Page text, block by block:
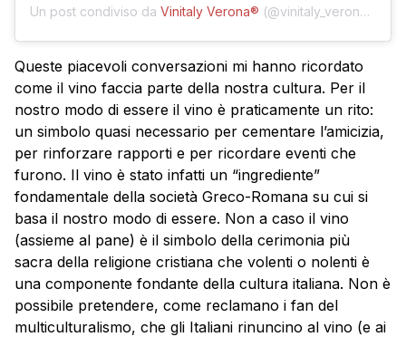
Un post condiviso da Vinitaly Verona® (@vinitaly_verona) in data:
Queste piacevoli conversazioni mi hanno ricordato
come il vino faccia parte della nostra cultura. Per il
nostro modo di essere il vino è praticamente un rito:
un simbolo quasi necessario per cementare l’amicizia,
per rinforzare rapporti e per ricordare eventi che
furono. Il vino è stato infatti un “ingrediente”
fondamentale della società Greco-Romana su cui si
basa il nostro modo di essere. Non a caso il vino
(assieme al pane) è il simbolo della cerimonia più
sacra della religione cristiana che volenti o nolenti è
una componente fondante della cultura italiana. Non è
possibile pretendere, come reclamano i fan del
multiculturalismo, che gli Italiani rinuncino al vino (e ai